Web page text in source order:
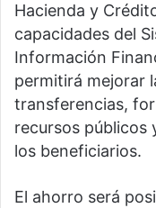
Hacienda y
capacidades del
Información
permitirá mejorar
transferencias,
recursos públicos
los beneficiarios.
El ahorro será